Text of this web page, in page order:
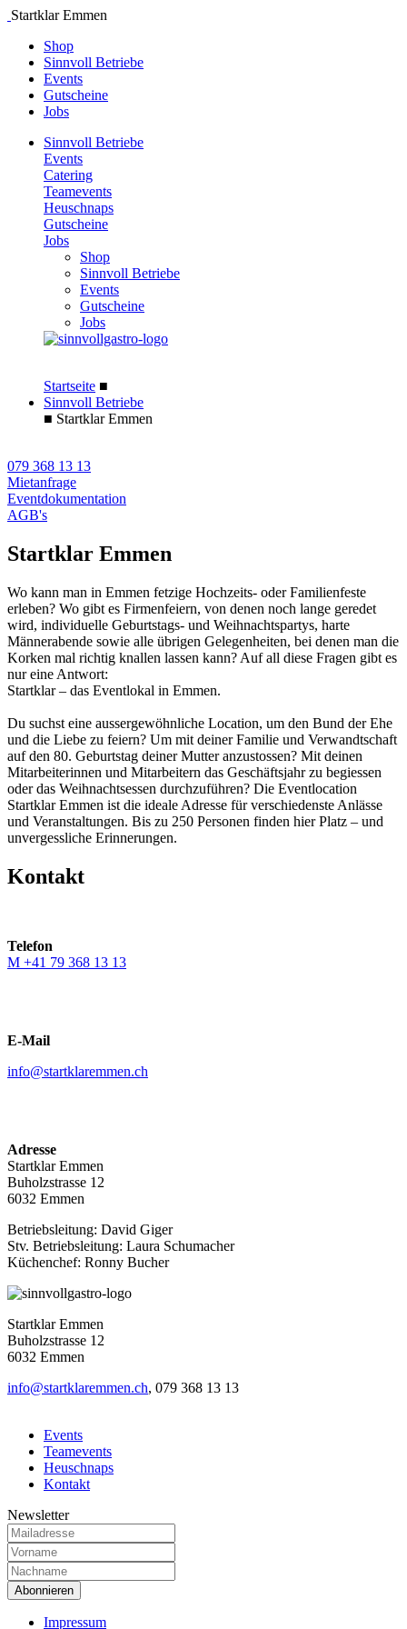
Startklar Emmen
Shop
Sinnvoll Betriebe
Events
Gutscheine
Jobs
Sinnvoll Betriebe
Events
Catering
Teamevents
Heuschnaps
Gutscheine
Jobs
Shop
Sinnvoll Betriebe
Events
Gutscheine
Jobs
Startseite ■
Sinnvoll Betriebe
■ Startklar Emmen
079 368 13 13
Mietanfrage
Eventdokumentation
AGB's
Startklar Emmen
Wo kann man in Emmen fetzige Hochzeits- oder Familienfeste
erleben? Wo gibt es Firmenfeiern, von denen noch lange geredet
wird, individuelle Geburtstags- und Weihnachtspartys, harte
Männerabende sowie alle übrigen Gelegenheiten, bei denen man die
Korken mal richtig knallen lassen kann? Auf all diese Fragen gibt es
nur eine Antwort:
Startklar – das Eventlokal in Emmen.
Du suchst eine aussergewöhnliche Location, um den Bund der Ehe
und die Liebe zu feiern? Um mit deiner Familie und Verwandtschaft
auf den 80. Geburtstag deiner Mutter anzustossen? Mit deinen
Mitarbeiterinnen und Mitarbeitern das Geschäftsjahr zu begiessen
oder das Weihnachtsessen durchzuführen? Die Eventlocation
Startklar Emmen ist die ideale Adresse für verschiedenste Anlässe
und Veranstaltungen. Bis zu 250 Personen finden hier Platz – und
unvergessliche Erinnerungen.
Kontakt
Telefon
M +41 79 368 13 13
E-Mail
info@startklaremmen.ch
Adresse
Startklar Emmen
Buholzstrasse 12
6032 Emmen
Betriebsleitung: David Giger
Stv. Betriebsleitung: Laura Schumacher
Küchenchef: Ronny Bucher
Startklar Emmen
Buholzstrasse 12
6032 Emmen
info@startklaremmen.ch, 079 368 13 13
Events
Teamevents
Heuschnaps
Kontakt
Newsletter
Impressum